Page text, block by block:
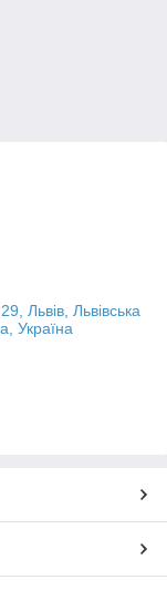
Львів, Львівська
Україна